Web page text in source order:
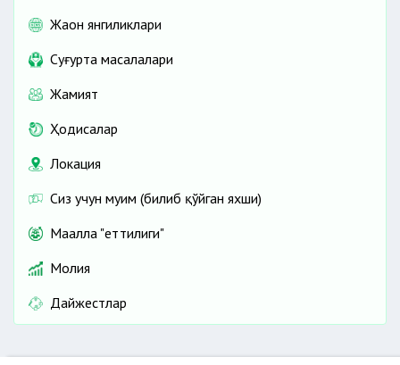
Жаҳон янгиликлари
Cуғурта масалалари
Жамият
Ҳодисалар
Локация
Сиз учун муҳим (билиб қўйган яхши)
Маҳалла "еттилиги"
Молия
Дайжестлар